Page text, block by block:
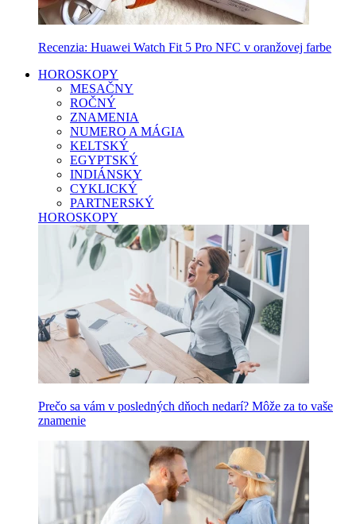
Recenzia: Huawei Watch Fit 5 Pro NFC v oranžovej farbe
HOROSKOPY
MESAČNY
ROČNÝ
ZNAMENIA
NUMERO A MÁGIA
KELTSKÝ
EGYPTSKÝ
INDIÁNSKY
CYKLICKÝ
PARTNERSKÝ
HOROSKOPY
Prečo sa vám v posledných dňoch nedarí? Môže za to vaše
znamenie